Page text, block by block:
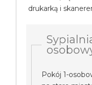
drukarką i
Pokój 1-